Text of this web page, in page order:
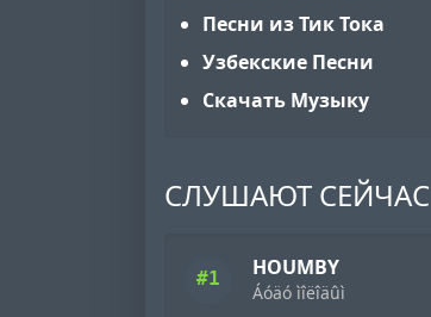
Песни из Тик Тока
Узбекские Песни
Скачать Музыку
СЛУШАЮТ СЕЙЧАС
#1 HOUMBY
Áóäó ìîëîäûì